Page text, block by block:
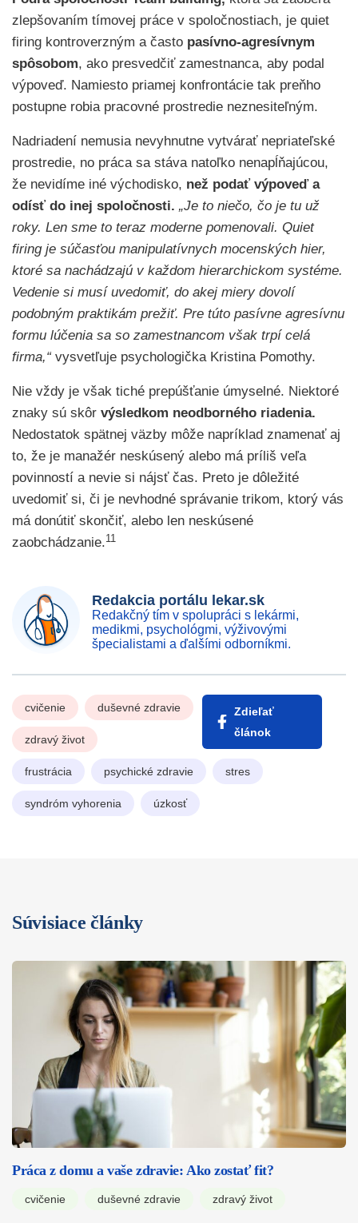
zlepšovaním tímovej práce v spoločnostiach, je quiet
firing kontroverzným a často pasívno-agresívnym
spôsobom, ako presvedčiť zamestnanca, aby podal
výpoveď. Namiesto priamej konfrontácie tak preňho
postupne robia pracovné prostredie neznesiteľným.
Nadriadení nemusia nevyhnutne vytvárať nepriateľské
prostredie, no práca sa stáva natoľko nenapĺňajúcou,
že nevidíme iné východisko, než podať výpoveď a
odísť do inej spoločnosti. „Je to niečo, čo je tu už
roky. Len sme to teraz moderne pomenovali. Quiet
firing je súčasťou manipulatívnych mocenských hier,
ktoré sa nachádzajú v každom hierarchickom systéme.
Vedenie si musí uvedomiť, do akej miery dovolí
podobným praktikám prežiť. Pre túto pasívne agresívnu
formu lúčenia sa so zamestnancom však trpí celá
firma,“ vysvetľuje psychologička Kristina Pomothy.
Nie vždy je však tiché prepúšťanie úmyselné. Niektoré
znaky sú skôr výsledkom neodborného riadenia.
Nedostatok spätnej väzby môže napríklad znamenať aj
to, že je manažér neskúsený alebo má príliš veľa
povinností a nevie si nájsť čas. Preto je dôležité
uvedomiť si, či je nevhodné správanie trikom, ktorý vás
má donútiť skončiť, alebo len neskúsené
zaobchádzanie.11
Redakcia portálu lekar.sk
Redakčný tím v spolupráci s lekármi,
medikmi, psychológmi, výživovými
špecialistami a ďalšími odborníkmi.
cvičenie duševné zdravie
zdravý život
Zdieľať
článok
frustrácia psychické zdravie stres
syndróm vyhorenia úzkosť
Súvisiace články
Práca z domu a vaše zdravie: Ako zostať fit?
cvičenie duševné zdravie zdravý život